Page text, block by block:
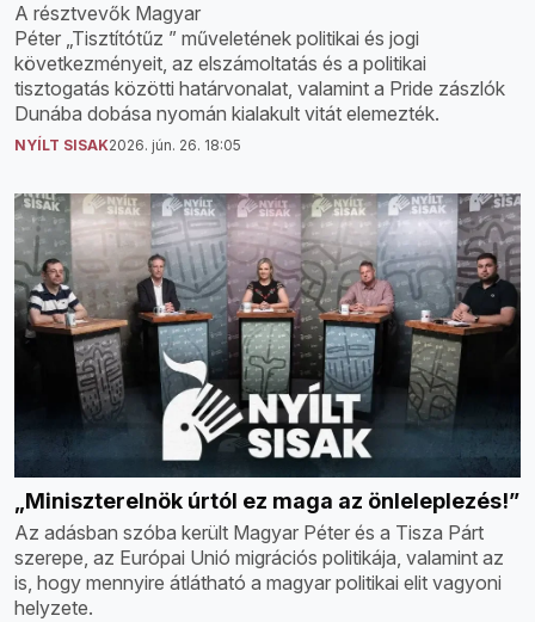
A résztvevők Magyar
Péter „Tisztítótűz ” műveletének politikai és jogi
következményeit, az elszámoltatás és a politikai
tisztogatás közötti határvonalat, valamint a Pride zászlók
Dunába dobása nyomán kialakult vitát elemezték.
NYÍLT SISAK2026. jún. 26. 18:05
„Miniszterelnök úrtól ez maga az önleleplezés!”
Az adásban szóba került Magyar Péter és a Tisza Párt
szerepe, az Európai Unió migrációs politikája, valamint az
is, hogy mennyire átlátható a magyar politikai elit vagyoni
helyzete.